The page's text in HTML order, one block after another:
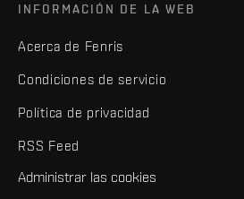
INFORMACIÓN DE LA WEB
Acerca de Fenris
Condiciones de servicio
Política de privacidad
RSS Feed
Administrar las cookies